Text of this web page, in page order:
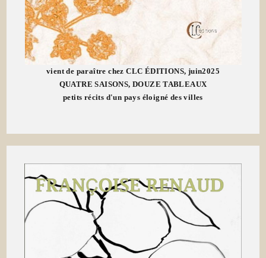
vient de paraître chez CLC ÉDITIONS, juin2025
QUATRE SAISONS, DOUZE TABLEAUX
petits récits d'un pays éloigné des villes